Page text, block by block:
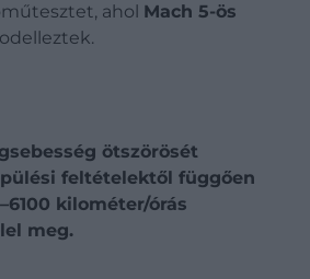
ahol Mach 5-ös
ötszörösét
feltételektől függően
kilométer/órás
meg.